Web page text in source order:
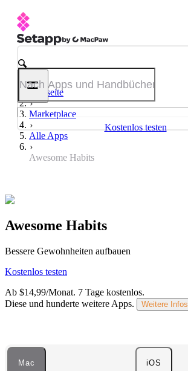
Kostenlos testen
Startseite
Marketplace
Alle Apps
Awesome Habits
Awesome Habits
Bessere Gewohnheiten aufbauen
Kostenlos testen
Ab $14,99/Monat. 7 Tage kostenlos.
Diese und hunderte weitere Apps.
Weitere Infos.
Mac iOS